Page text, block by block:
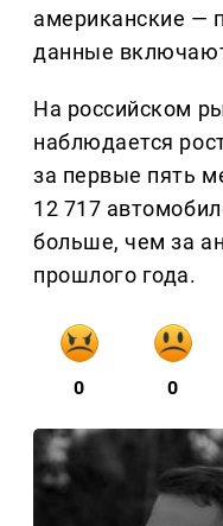
американские —
данные
На российском
наблюдается
за первые пять
12 717
больше, чем за
прошлого года.
0 0